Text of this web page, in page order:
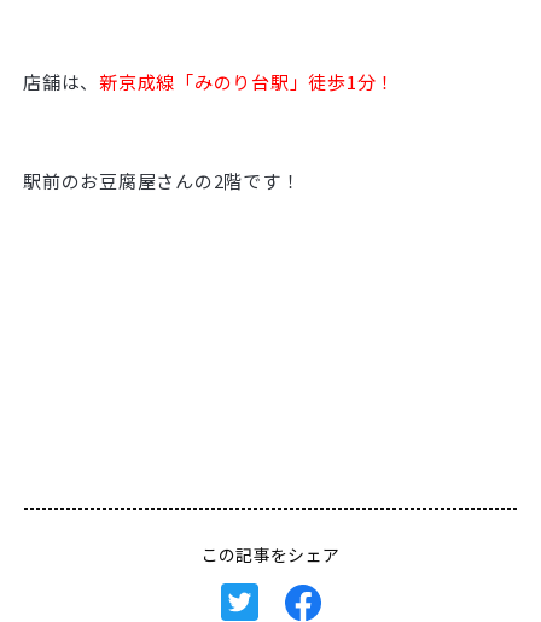
店舗は、 新京成線「みのり台駅」徒歩1分！
駅前のお豆腐屋さんの2階です！
この記事をシェア